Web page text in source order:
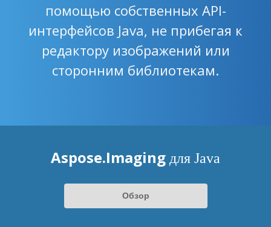
помощью собственных API-
интерфейсов Java, не прибегая к
редактору изображений или
сторонним библиотекам.
Aspose.Imaging для Java
Обзор